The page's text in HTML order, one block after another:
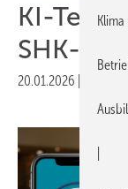
KI-
SHK-
20.01.2026